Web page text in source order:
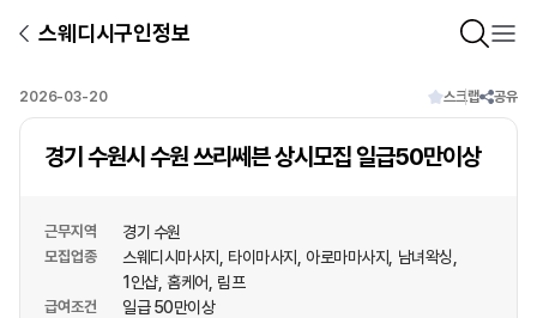
스웨디시구인정보
2026-03-20 스크랩 공유
경기 수원시 수원 쓰리쎄븐 상시모집 일급50만이상
근무지역 경기 수원
모집업종 스웨디시마사지 타이마사지 아로마마사지
남녀왁싱
1인샵 홈케어 림프
급여조건 일급 50만이상